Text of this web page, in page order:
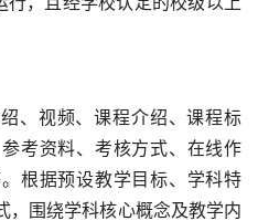
、视频、课程介绍、课程标
考资料、考核方式、在线作
根据预设教学目标、学科特
，围绕学科核心概念及教学内